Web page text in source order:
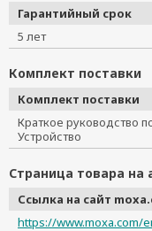
Гарантийный срок
5 лет
Комплект поставки
Комплект поставки
Краткое руководство
Устройство
Страница товара на
Ссылка на сайт
https://www.moxa.com/